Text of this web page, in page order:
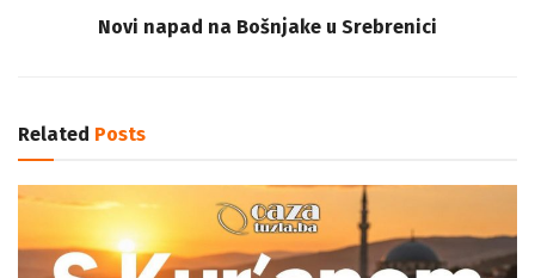
Novi napad na Bošnjake u Srebrenici
Related Posts